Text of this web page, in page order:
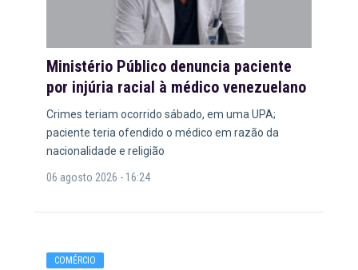
Ministério Público denuncia paciente
por injúria racial à médico venezuelano
Crimes teriam ocorrido sábado, em uma UPA;
paciente teria ofendido o médico em razão da
nacionalidade e religião
06 agosto 2026 - 16:24
COMÉRCIO